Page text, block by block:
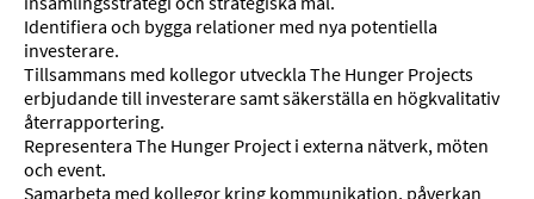
Identifiera och bygga relationer med nya potentiella
investerare.
Tillsammans med kollegor utveckla The Hunger Projects
erbjudande till investeraresamt säkerställa en högkvalitativ
återrapportering.
Representera The Hunger Project i externa nätverk, möten
och event.
Samarbeta med kollegor kring kommunikation, påverkan